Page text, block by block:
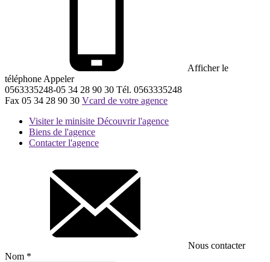
Afficher le
téléphone Appeler
0563335248-05 34 28 90 30 Tél. 0563335248
Fax 05 34 28 90 30 Vcard de votre agence
Visiter le minisite Découvrir l'agence
Biens de l'agence
Contacter l'agence
Nous contacter
Nom *